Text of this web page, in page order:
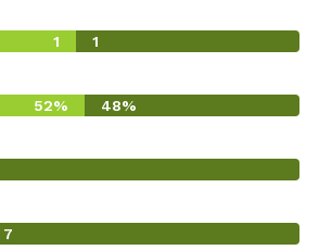
1 1
52% 48%
7